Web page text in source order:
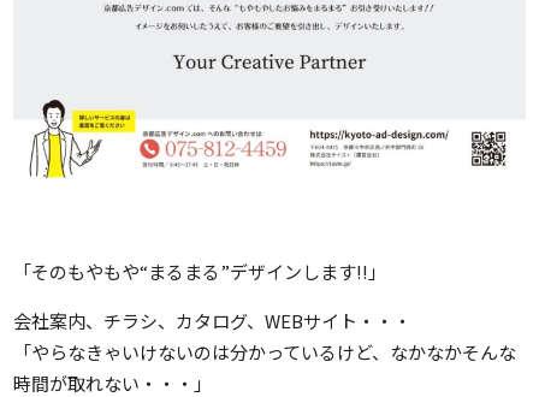
「そのもやもや“まるまる”デザインします!!」
会社案内、チラシ、カタログ、WEBサイト・・・
「やらなきゃいけないのは分かっているけど、なかなかそんな
時間が取れない・・・」